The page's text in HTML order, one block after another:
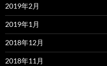
2019年2月
2019年1月
2018年12月
2018年11月